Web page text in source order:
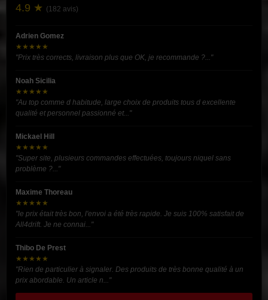
4.9 ★ (182 avis)
Adrien Gomez
★★★★★
"Prix très corrects, livraison plus que OK, je recommande ?..."
Noah Sicilia
★★★★★
"Au top comme d habitude, large choix de produits tous d excellente
qualité et personnel passionné et..."
Mickael Hill
★★★★★
"Super site, plusieurs commandes effectuées, toujours niquel sans
problème ?..."
Maxime Thoreau
★★★★★
"le prix était très bon, l'envoi a été très rapide. Je suis 100% satisfait de
All4drift. Je ne connai..."
Thibo De Prest
★★★★★
"Rien de particulier à signaler. Des produits de très bonne qualité à un
prix abordable. Un article n..."